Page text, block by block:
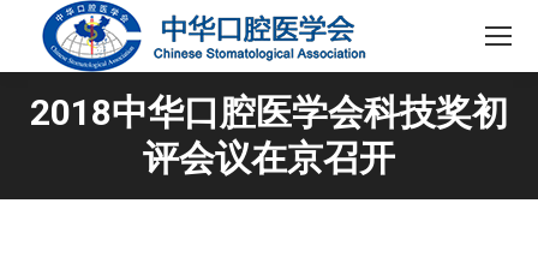
2018中华口腔医学会科技奖初
评会议在京召开